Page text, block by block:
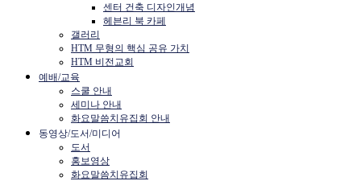
센터 건축 디자인개념
헤븐리 북 카페
갤러리
HTM 무형의 핵심 공유 가치
HTM 비전교회
예배/교육
스쿨 안내
세미나 안내
화요말씀치유집회 안내
동영상/도서/미디어
도서
홍보영상
화요말씀치유집회